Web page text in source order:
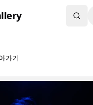
in Music Festival
. 버튼으로 전체화면,
가기